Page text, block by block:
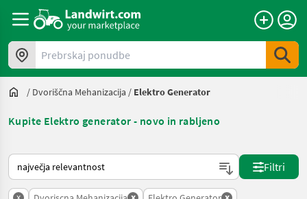
Prebrskaj ponudbe
/ Dvoriščna Mehanizacija / Elektro Generator
Kupite Elektro generator - novo in rabljeno
Tako je razvrščeno na Landwirt.com
Filtri